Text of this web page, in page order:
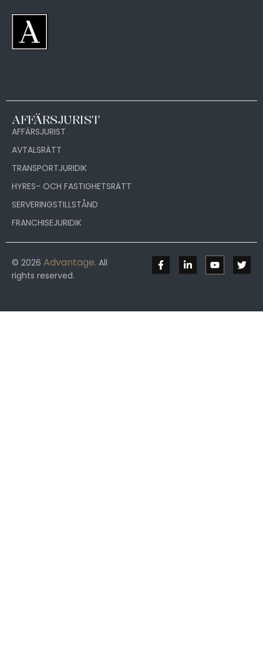
AFFÄRSJURIST
AFFÄRSJURIST
AVTALSRÄTT
TRANSPORTJURIDIK
HYRES- OCH FASTIGHETSRÄTT
SERVERINGSTILLSTÅND
FRANCHISEJURIDIK
© 2026 Advantage. All
rights reserved.